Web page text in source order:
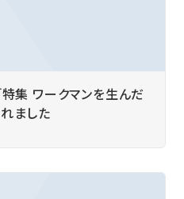
特集 ワークマンを生んだ
ました